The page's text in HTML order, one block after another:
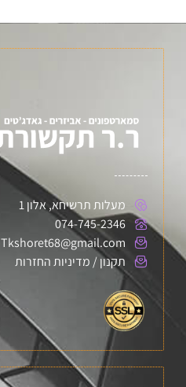
מעלות תרשיחא, אלון 1
074-745-2346
Tkshoret68@gmail.com
תקנון / מדיניות החזרות